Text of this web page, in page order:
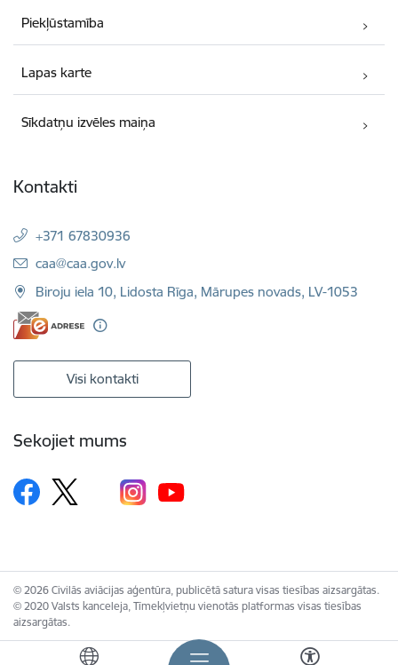
Piekļūstamība
Lapas karte
Sīkdatņu izvēles maiņa
Kontakti
+371 67830936
E-pasts:
caa@caa.gov.lv
Biroju iela 10, Lidosta Rīga, Mārupes novads, LV-1053
Visi kontakti
Sekojiet mums
© 2026 Civilās aviācijas aģentūra, publicētā satura visas tiesības aizsargātas.
© 2020 Valsts kanceleja, Tīmekļvietņu vienotās platformas visas tiesības
aizsargātas.